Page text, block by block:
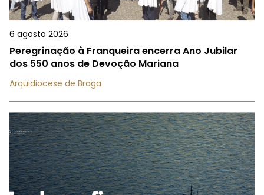
6 agosto 2026
Peregrinação à Franqueira encerra Ano Jubilar
dos 550 anos de Devoção Mariana
Arquidiocese de Braga